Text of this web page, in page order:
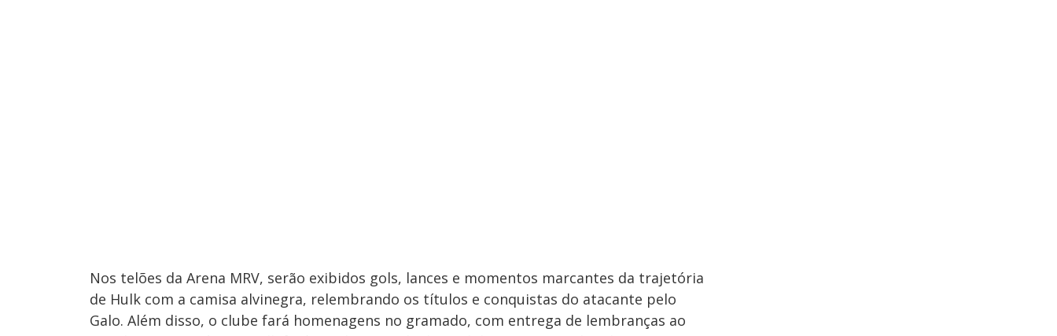
Nos telões da Arena MRV, serão exibidos gols, lances e momentos marcantes da trajetória
de Hulk com a camisa alvinegra, relembrando os títulos e conquistas do atacante pelo
Galo. Além disso, o clube fará homenagens no gramado, com entrega de lembranças ao